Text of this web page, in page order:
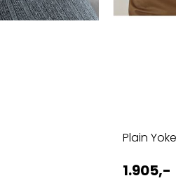
Plain
1.905,-